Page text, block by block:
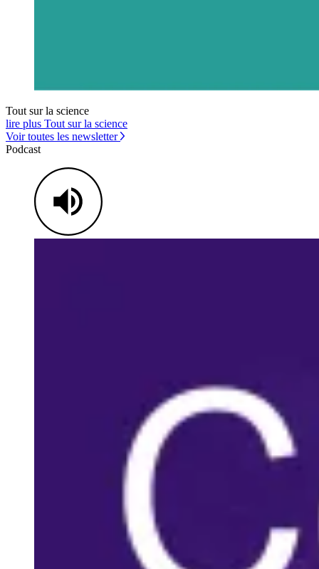
Tout sur la science
lire plus Tout sur la science
Voir toutes les newsletter
Podcast